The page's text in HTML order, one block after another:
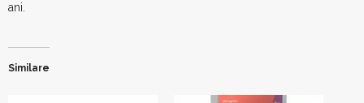
ani.
Similare